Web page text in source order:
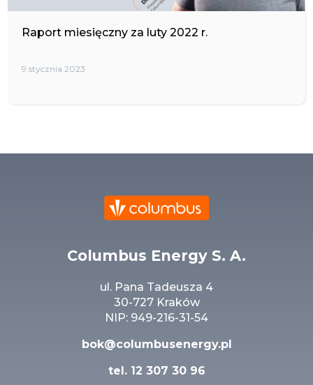
Raport miesięczny za luty 2022 r.
9 stycznia 2023
Columbus Energy S. A.
ul. Pana Tadeusza 4
30-727 Kraków
NIP: 949-216-31-54
bok@columbusenergy.pl
tel.12 307 30 96